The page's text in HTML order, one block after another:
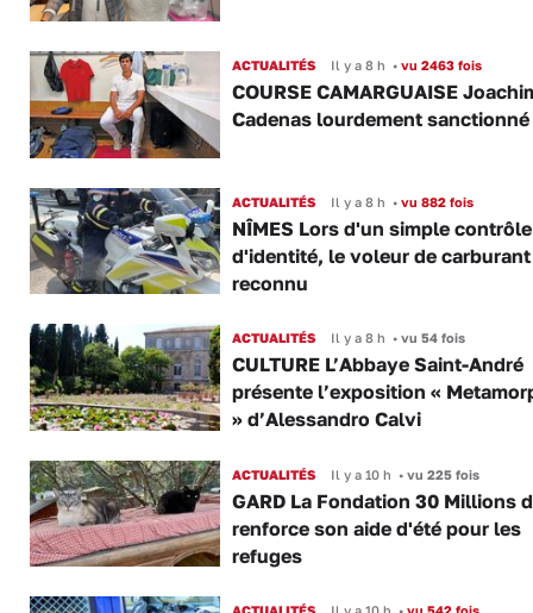
ACTUALITÉS Il y a 8 h •vu 2463 fois
COURSE CAMARGUAISE
Cadenas lourdement sanctionné
ACTUALITÉS Il y a 8 h •vu 882 fois
NÎMES Lors d'un simple contrôle
d'identité, le voleur de
reconnu
ACTUALITÉS Il y a 8 h •vu 54 fois
CULTURE L’Abbaye Saint-André
présente l’exposition «
» d’Alessandro Calvi
ACTUALITÉS Il y a 10 h •vu 225 fois
GARD La Fondation 30 Millions
renforce son aide d'été pour les
refuges